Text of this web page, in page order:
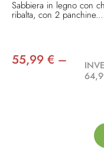
Sabbiera in legno con
ribalta, con 2 panchine...
55,99 € –